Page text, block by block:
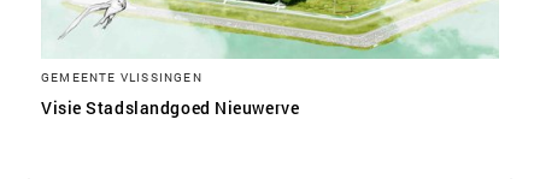
GEMEENTE VLISSINGEN
Visie Stadslandgoed Nieuwerve